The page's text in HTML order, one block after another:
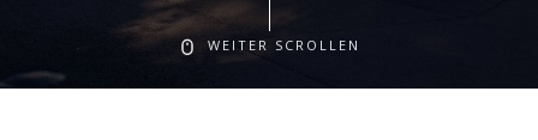
WEITER SCROLLEN